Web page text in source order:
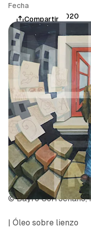
Fecha
noviembre 30, 2020
Compartir
© Bayro Corrochano,
| Óleo sobre lienzo